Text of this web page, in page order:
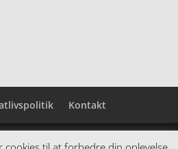
Kontakt
samler et bredt udvalg af